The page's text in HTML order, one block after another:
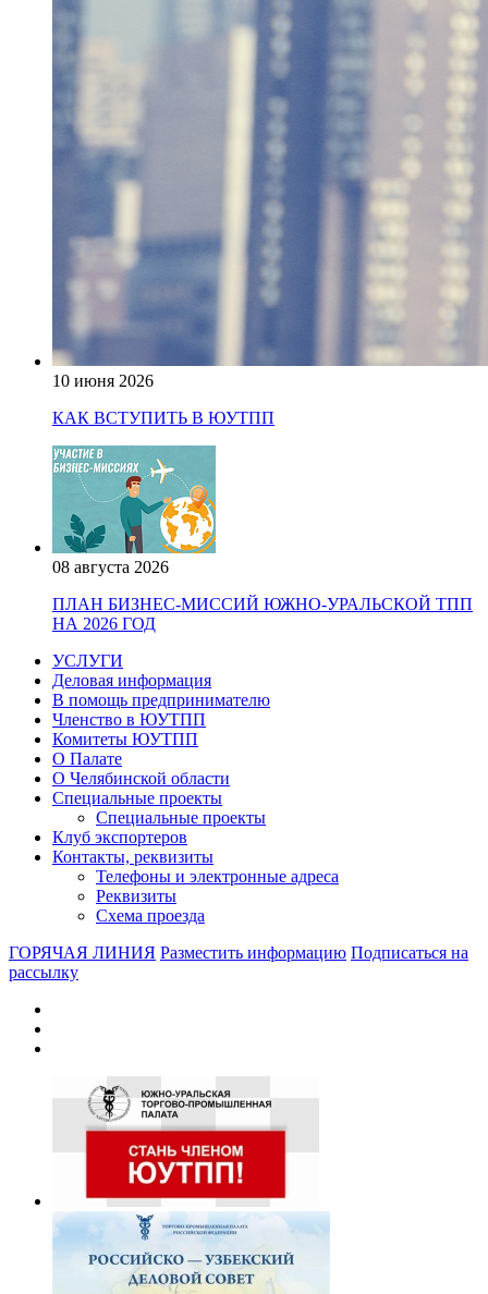
10 июня 2026
КАК ВСТУПИТЬ В ЮУТПП
08 августа 2026
ПЛАН БИЗНЕС-МИССИЙ ЮЖНО-УРАЛЬСКОЙ ТПП
НА 2026 ГОД
УСЛУГИ
Деловая информация
В помощь предпринимателю
Членство в ЮУТПП
Комитеты ЮУТПП
О Палате
О Челябинской области
Специальные проекты
Специальные проекты
Клуб экспортеров
Контакты, реквизиты
Телефоны и электронные адреса
Реквизиты
Схема проезда
ГОРЯЧАЯ ЛИНИЯ Разместить информацию Подписаться на
рассылку